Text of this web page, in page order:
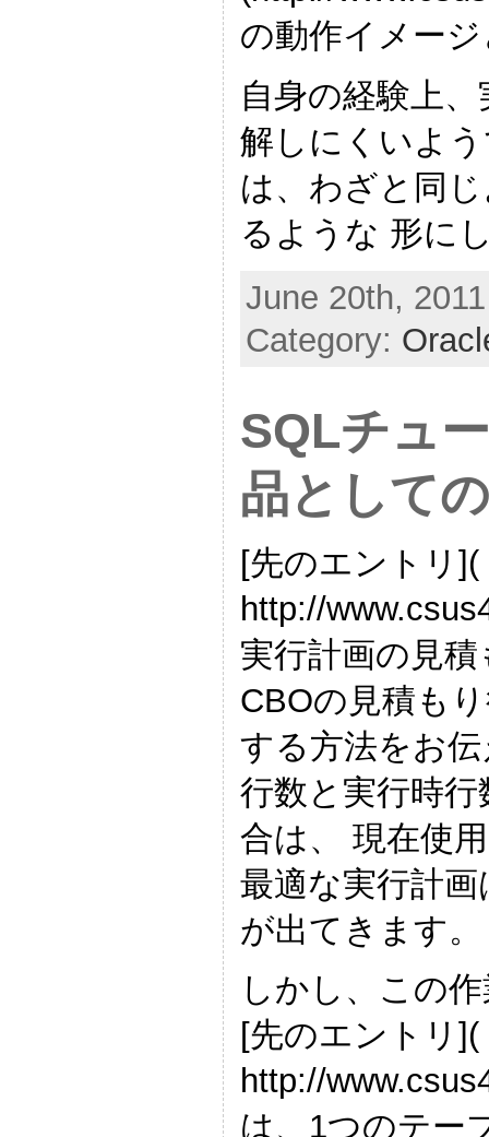
の動作イメー
自身の経験上
解しにくいよ
は、わざと同
るような 形に
June 20th,
Category:
SQLチュ
品として
[先のエントリ](
http://
実行計画の見
CBOの見積も
する方法をお
行数と実行時
合は、 現在使
最適な実行計
が出てきます。
しかし、この
[先のエントリ](
http://
は、1つのテー